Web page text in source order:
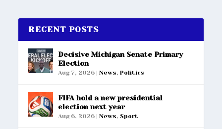
RECENT POSTS
Decisive Michigan Senate Primary
Election
Aug 7, 2026 |News,Politics
FIFA hold a new presidential
election next year
Aug 6, 2026 |News, Sport